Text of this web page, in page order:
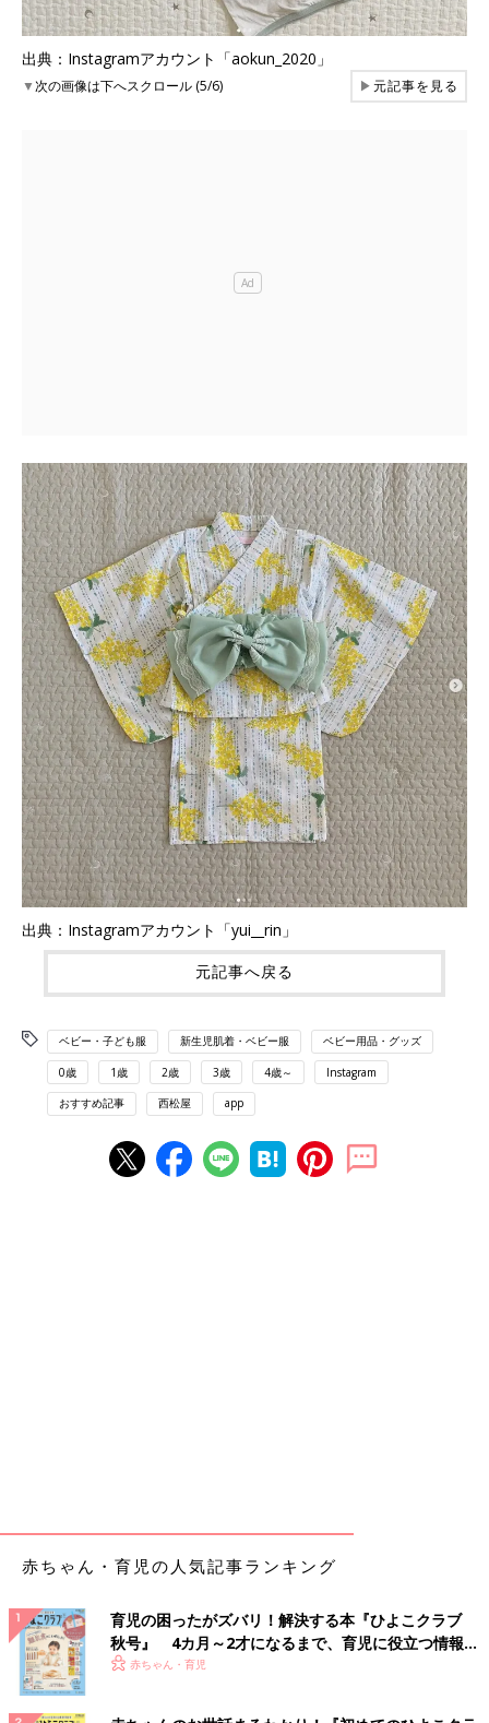
出典：Instagramアカウント「aokun_2020」
▼次の画像は下へスクロール (5/6) ▶元記事を見る
出典：Instagramアカウント「yui__rin」
元記事へ戻る
ベビー・子ども服 新生児肌着・ベビー服 ベビー用品・グッズ
0歳 1歳 2歳 3歳 4歳～ Instagram
おすすめ記事 西松屋 app
赤ちゃん・育児の人気記事ランキング
育児の困ったがズバリ！解決する本『ひよこクラブ
秋号』 4カ月～2才になるまで、育児に役立つ情報が
いっぱい！
赤ちゃん・育児